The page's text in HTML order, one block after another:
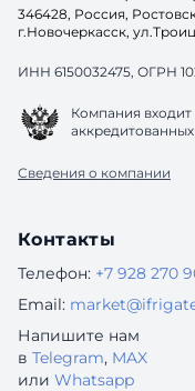
346428, Россия,
г.Новочеркасск,
ИНН 6150032475, ОГРН
Компания входит
Сведения о компании
Контакты
Телефон: +7 928 270
Email:
Напишите нам
в Telegram, MAX
или Whatsapp